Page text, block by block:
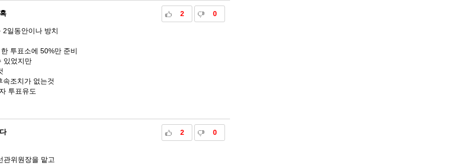
2 0
일동안이나 방치
투표소에 50%만 준비
있었지만
조치가 없는것
투표유도
2 0
관위원장을 맡고